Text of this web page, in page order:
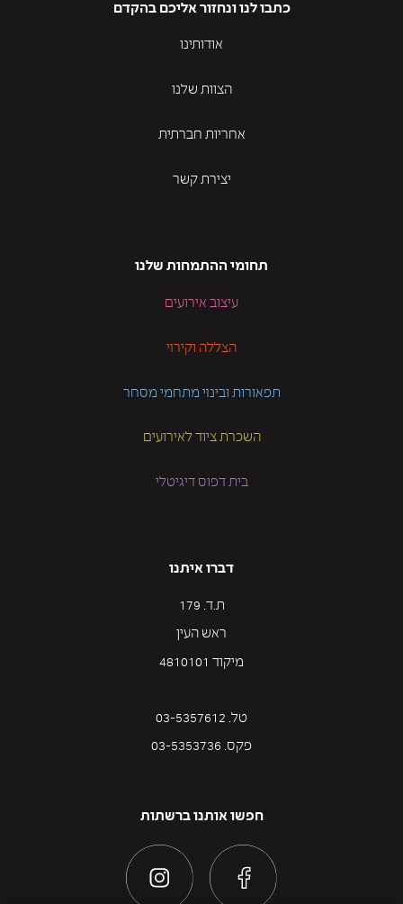
כתבו לנו ונחזור אליכם בהקדם
אודותינו
הצוות שלנו
אחריות חברתית
יצירת קשר
תחומי ההתמחות שלנו
עיצוב אירועים
הצללה וקירוי
תפאורות ובינוי מתחמי מסחר
השכרת ציוד לאירועים
בית דפוס דיגיטלי
דברו איתנו
ת.ד. 179
ראש העין
מיקוד 4810101
טל. 03-5357612
פקס. 03-5353736
חפשו אותנו ברשתות